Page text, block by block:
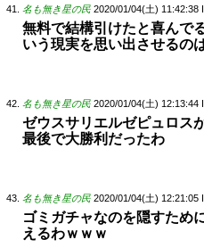
名も無き星の民 2020/01/04(土) 11:42:38
無料で結構引けたと喜んで
いう現実を思い出させるの
名も無き星の民 2020/01/04(土) 12:13:44
ゼウスサリエルゼピュロス
最後で大勝利だったわ
名も無き星の民 2020/01/04(土) 12:21:05
ゴミガチャなのを隠すため
えるわｗｗｗ